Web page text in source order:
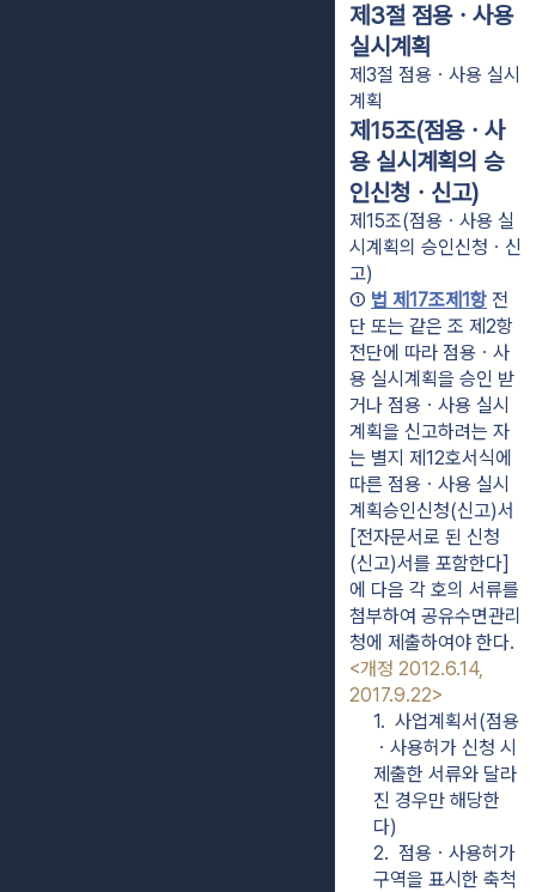
제3절 점용ㆍ사용
실시계획
제3절 점용ㆍ사용 실시
계획
제15조(점용ㆍ사
용 실시계획의 승
인신청ㆍ신고)
제15조(점용ㆍ사용 실
시계획의 승인신청ㆍ신
고)
① 법 제17조제1항 전
단 또는 같은 조 제2항
전단에 따라 점용ㆍ사
용 실시계획을 승인 받
거나 점용ㆍ사용 실시
계획을 신고하려는 자
는 별지 제12호서식에
따른 점용ㆍ사용 실시
계획승인신청(신고)서
[전자문서로 된 신청
(신고)서를 포함한다]
에 다음 각 호의 서류를
첨부하여 공유수면관리
<개정 2012.6.14,
2017.9.22>
1.  사업계획서(점용
ㆍ사용허가 신청 시
제출한 서류와 달라
진 경우만 해당한
다)
2.  점용ㆍ사용허가
구역을 표시한 축척